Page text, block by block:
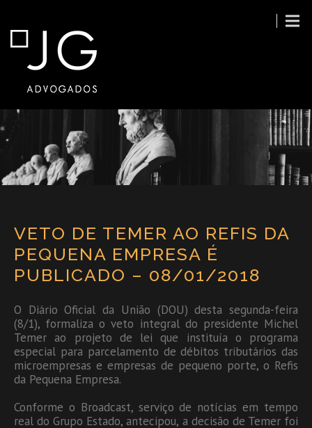
VETO DE TEMER AO REFIS DA
PEQUENA EMPRESA É
PUBLICADO – 08/01/2018
O Diário Oficial da União (DOU) desta segunda-feira
(8/1), formaliza o veto integral do presidente Michel
Temer ao projeto de lei que instituía o programa
especial para parcelamento de débitos tributários das
microempresas e empresas de pequeno porte, o Refis
da Pequena Empresa.
Conforme o Broadcast, serviço de notícias em tempo
real do Grupo Estado, antecipou, a decisão de Temer foi